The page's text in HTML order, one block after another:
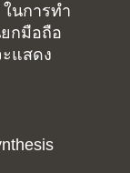
นการทำ
กมือถือ
แสดง